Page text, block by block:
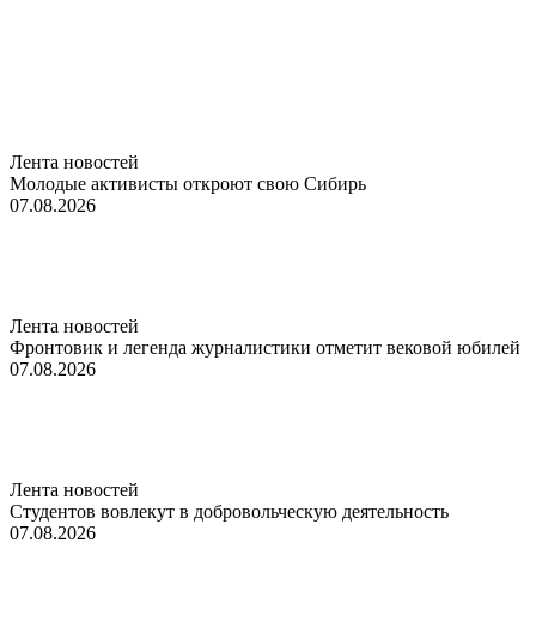
Лента новостей
Молодые активисты откроют свою Сибирь
07.08.2026
Лента новостей
Фронтовик и легенда журналистики отметит вековой юбилей
07.08.2026
Лента новостей
Студентов вовлекут в добровольческую деятельность
07.08.2026